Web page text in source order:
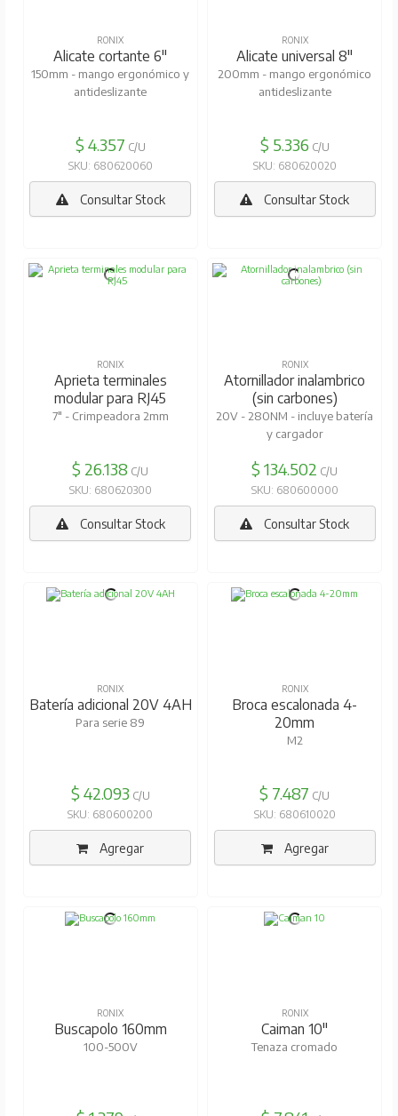
RONIX
Alicate cortante 6"
150mm - mango ergonómico y
antideslizante
$ 4.357 C/U
SKU: 680620060
Consultar Stock
RONIX
Alicate universal 8"
200mm - mango ergonómico
antideslizante
$ 5.336 C/U
SKU: 680620020
Consultar Stock
RONIX
Aprieta terminales
modular para RJ45
7" - Crimpeadora 2mm
$ 26.138 C/U
SKU: 680620300
Consultar Stock
RONIX
Atornillador inalambrico
(sin carbones)
20V - 280NM - incluye batería
y cargador
$ 134.502 C/U
SKU: 680600000
Consultar Stock
RONIX
Batería adicional 20V 4AH
Para serie 89
$ 42.093 C/U
SKU: 680600200
Agregar
RONIX
Broca escalonada 4-
20mm
M2
$ 7.487 C/U
SKU: 680610020
Agregar
RONIX
Buscapolo 160mm
100-500V
RONIX
Caiman 10"
Tenaza cromado